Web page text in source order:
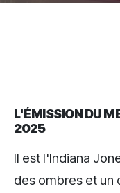
L'ÉMISSION DU
2025
Il est l'Indiana
des ombres et un